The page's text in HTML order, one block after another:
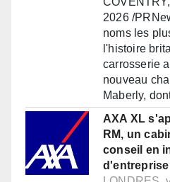
2026 /
noms les
l'histoire
carrosserie
nouveau
Maberly,
AXA XL
RM, un
conseil en